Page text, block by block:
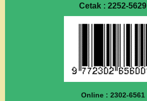
Cetak : 2252-5629
Online : 2302-6561